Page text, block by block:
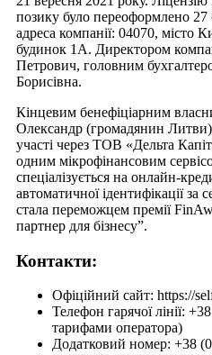
позику було переоформлено
адреса компанії: 04070, місто
будинок 1А. Директором
Петрович, головним
Борисівна.
Кінцевим бенефіціарним
Олександр (громадянин
участі через ТОВ «Дельта
одним мікрофінансовим
спеціалізується на онлайн-
автоматичної ідентифікації за
стала переможцем премії
партнер для бізнесу”.
Контакти:
Офіційний сайт: https://
Телефон гарячої лінії:
тарифами оператора)
Додатковий номер: +38